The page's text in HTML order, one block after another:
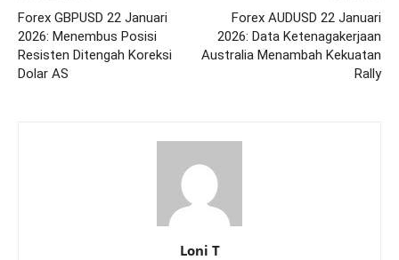
Forex GBPUSD 22 Januari
2026: Menembus Posisi
Resisten Ditengah Koreksi
Dolar AS
Forex AUDUSD 22 Januari
2026: Data Ketenagakerjaan
Australia Menambah Kekuatan
Rally
Loni T